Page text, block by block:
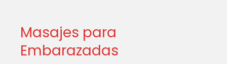
Masajes para
Embarazadas